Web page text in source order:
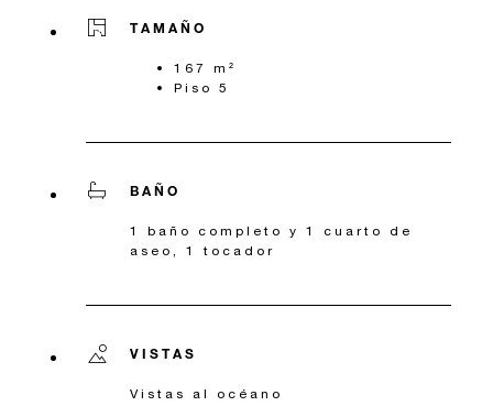
TAMAÑO
167 m²
Piso 5
BAÑO
1 baño completo y 1 cuarto de
aseo, 1 tocador
VISTAS
Vistas al océano